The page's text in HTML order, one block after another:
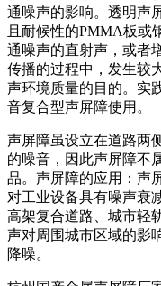
通噪声的影响。透明声
且耐候性的PMMA板或
通噪声的直射声，或者
传播的过程中，发生较
声环境质量的目的。实
音复合型声屏障使用。
声屏障虽设立在道路两
的噪音，因此声屏障不
品。声屏障的应用：声
对工业设备具有噪声衰
高架复合道路、城市轻
声对周围城市区域的影
降噪。